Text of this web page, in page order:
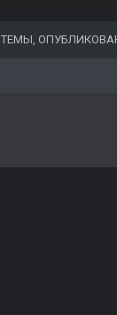
ТЕМЫ,